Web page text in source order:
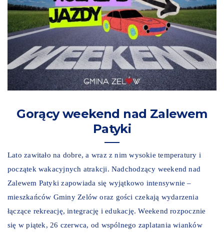
Gorący weekend nad Zalewem
Patyki
Lato zawitało na dobre, a wraz z nim wysokie temperatury i
początek wakacyjnych atrakcji. Nadchodzący weekend nad
Zalewem Patyki zapowiada się wyjątkowo intensywnie –
mieszkańców Gminy Zelów oraz gości czekają wydarzenia
łączące rekreację, integrację i edukację. Weekend rozpocznie
się w piątek, 26 czerwca, od wspólnego zaplatania wianków